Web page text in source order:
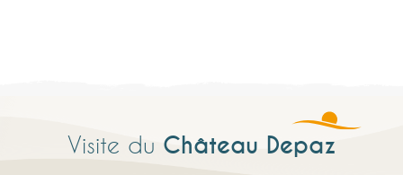
Visite du Château Depaz